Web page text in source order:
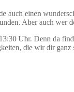
auch einen
Aber auch
Uhr. Denn da
die wir dir